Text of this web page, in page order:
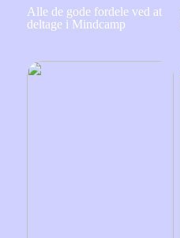
Alle de gode fordele ved at
deltage i Mindcamp